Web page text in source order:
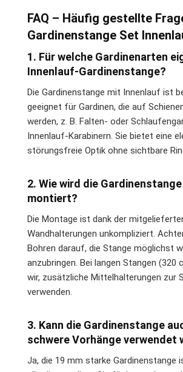
FAQ – Häufig gestellte
Gardinenstange Set
1. Für welche Gardinenarten
Innenlauf-Gardinenstange?
Die Gardinenstange mit Innenlauf ist
geeignet für Gardinen, die auf
werden, z. B. Falten- oder
Innenlauf-Karabinern. Sie bietet eine
störungsfreie Optik ohne sichtbare
2. Wie wird die
montiert?
Die Montage ist dank der
Wandhalterungen unkompliziert.
Bohren darauf, die Stange möglichst
anzubringen. Bei langen Stangen (320
wir, zusätzliche Mittelhalterungen zur
verwenden.
3. Kann die Gardinenstange
schwere Vorhänge verwendet
Ja, die 19 mm starke Gardinenstange